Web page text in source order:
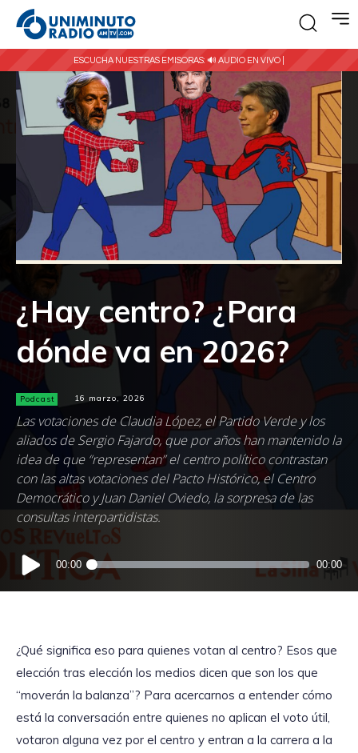
ESCUCHA NUESTRAS EMISORAS: 🔊 AUDIO EN VIVO |
¿Hay centro? ¿Para
dónde va en 2026?
Podcast 16 marzo, 2026
Las votaciones de Claudia López, el Partido Verde y los
aliados de Sergio Fajardo, que por años han mantenido la
idea de que “representan” el centro político contrastan
con las altas votaciones del Pacto Histórico, el Centro
Democrático y Juan Daniel Oviedo, la sorpresa de las
consultas interpartidistas.
Reproductor
de
audio
00:00 00:00
¿Qué significa eso para quienes votan al centro? Esos que
elección tras elección los medios dicen que son los que
“moverán la balanza”? Para acercarnos a entender cómo
está la conversación entre quienes no aplican el voto útil,
votaron alguna vez por el centro y entran a la carrera a la